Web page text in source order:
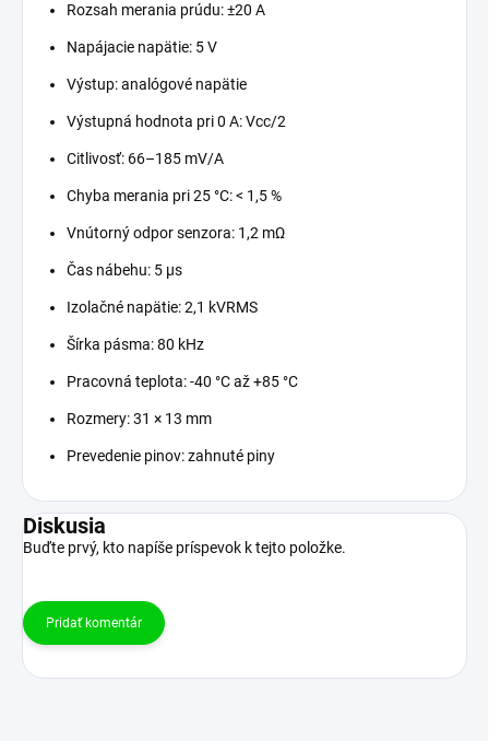
Rozsah merania prúdu: ±20 A
Napájacie napätie: 5 V
Výstup: analógové napätie
Výstupná hodnota pri 0 A: Vcc/2
Citlivosť: 66–185 mV/A
Chyba merania pri 25 °C: < 1,5 %
Vnútorný odpor senzora: 1,2 mΩ
Čas nábehu: 5 μs
Izolačné napätie: 2,1 kVRMS
Šírka pásma: 80 kHz
Pracovná teplota: -40 °C až +85 °C
Rozmery: 31 × 13 mm
Prevedenie pinov: zahnuté piny
Diskusia
Buďte prvý, kto napíše príspevok k tejto položke.
Pridať komentár